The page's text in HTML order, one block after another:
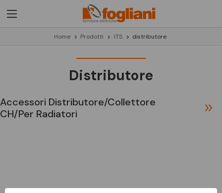
Home Prodotti ITS distributore
Distributore
Accessori Distributore/collettore
CH/per Radiatori